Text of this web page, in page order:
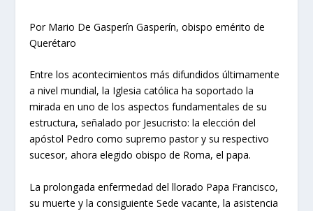
Por Mario De Gasperín Gasperín, obispo emérito de
Querétaro
Entre los acontecimientos más difundidos últimamente
a nivel mundial, la Iglesia católica ha soportado la
mirada en uno de los aspectos fundamentales de su
estructura, señalado por Jesucristo: la elección del
apóstol Pedro como supremo pastor y su respectivo
sucesor, ahora elegido obispo de Roma, el papa.
La prolongada enfermedad del llorado Papa Francisco,
su muerte y la consiguiente Sede vacante, la asistencia